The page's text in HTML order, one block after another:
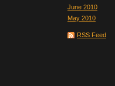
June 2010
May 2010
RSS Feed